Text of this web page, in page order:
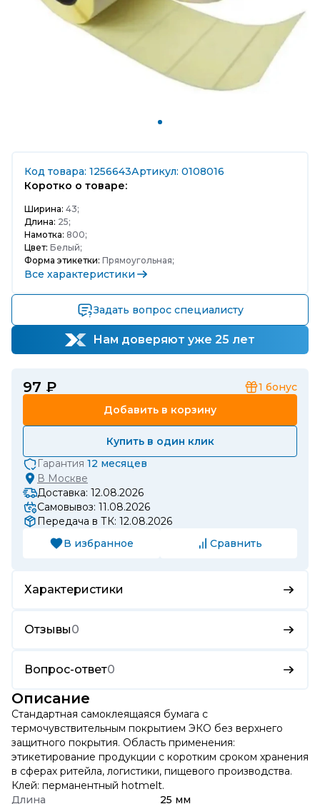
Код товара: 1256643Артикул: 0108016
Коротко о товаре:
Ширина: 43;
Длина: 25;
Намотка: 800;
Цвет: Белый;
Форма этикетки: Прямоугольная;
Все характеристики
Задать вопрос специалисту
Нам доверяют уже 25 лет
97 ₽ 1 бонус
Добавить в корзину
Купить в один клик
Гарантия 12 месяцев
В Москве
Доставка: 12.08.2026
Самовывоз: 11.08.2026
Передача в ТК: 12.08.2026
В избранное
Сравнить
Характеристики
Отзывы0
Вопрос-ответ0
Описание
Стандартная самоклеящаяся бумага с
термочувствительным покрытием ЭКО без верхнего
защитного покрытия. Область применения:
этикетирование продукции с коротким сроком хранения
в сферах ритейла, логистики, пищевого производства.
Клей: перманентный hotmelt.
Длина
25 мм